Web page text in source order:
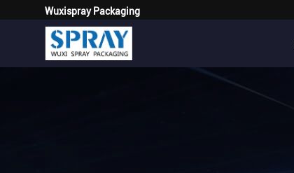
Wuxispray Packaging